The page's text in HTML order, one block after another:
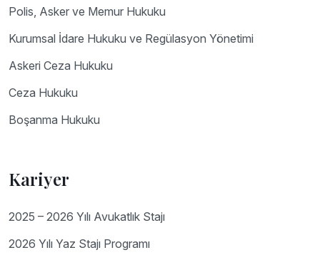
Polis, Asker ve Memur Hukuku
Kurumsal İdare Hukuku ve Regülasyon Yönetimi
Askeri Ceza Hukuku
Ceza Hukuku
Boşanma Hukuku
Kariyer
2025 – 2026 Yılı Avukatlık Stajı
2026 Yılı Yaz Stajı Programı